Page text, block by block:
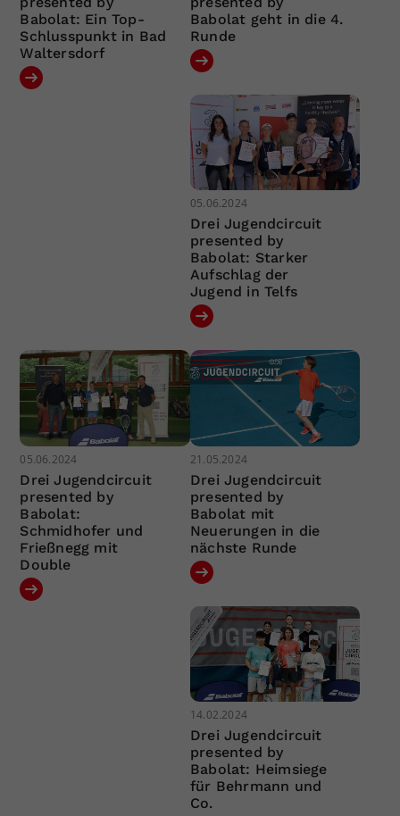
Babolat: Ein Top-
Schlusspunkt in Bad
Waltersdorf
Babolat geht in die 4.
Runde
05.06.2024
Drei Jugendcircuit
presented by
Babolat: Starker
Aufschlag der
Jugend in Telfs
05.06.2024
Drei Jugendcircuit
presented by
Babolat:
Schmidhofer und
Frießnegg mit
Double
21.05.2024
Drei Jugendcircuit
presented by
Babolat mit
Neuerungen in die
nächste Runde
14.02.2024
Drei Jugendcircuit
presented by
Babolat: Heimsiege
für Behrmann und
Co.